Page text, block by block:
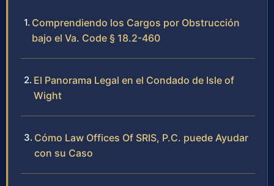
Comprendiendo los Cargos por Obstrucción
bajo el Va. Code § 18.2-460
El Panorama Legal en el Condado de Isle of
Wight
Cómo Law Offices Of SRIS, P.C. puede Ayudar
con su Caso